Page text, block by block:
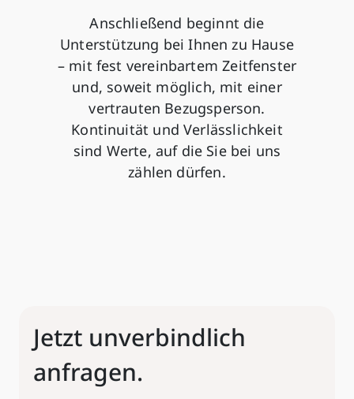
Anschließend beginnt die
Unterstützung bei Ihnen zu Hause
– mit fest vereinbartem Zeitfenster
und, soweit möglich, mit einer
vertrauten Bezugsperson.
Kontinuität und Verlässlichkeit
sind Werte, auf die Sie bei uns
zählen dürfen.
Jetzt unverbindlich
anfragen.